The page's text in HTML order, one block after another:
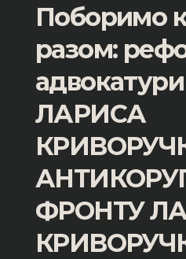
Поборимо
разом:
ЛАРИСА
ФРОНТУ